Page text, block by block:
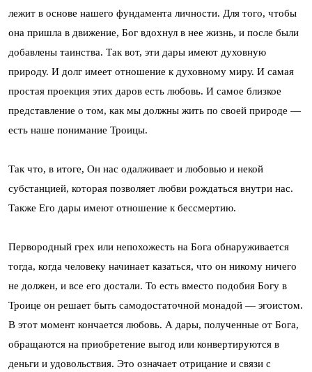
лежит в основе нашего фундамента личности. Для того, чтобы
она пришла в движение, Бог вдохнул в нее жизнь, и после были
добавлены таинства. Так вот, эти дары имеют духовную
природу. И долг имеет отношение к духовному миру. И самая
простая проекция этих даров есть любовь. И самое близкое
представление о том, как мы должны жить по своей природе —
есть наше понимание Троицы.
Так что, в итоге, Он нас одалживает и любовью и некой
субстанцией, которая позволяет любви рождаться внутри нас.
Также Его дары имеют отношение к бессмертию.
Первородный грех или непохожесть на Бога обнаруживается
тогда, когда человеку начинает казаться, что он никому ничего
не должен, и все его достали. То есть вместо подобия Богу в
Троице он решает быть самодостаточной монадой — эгоистом.
В этот момент кончается любовь. А дары, полученные от Бога,
обращаются на приобретение выгод или конвертируются в
деньги и удовольствия. Это означает отрицание и связи с